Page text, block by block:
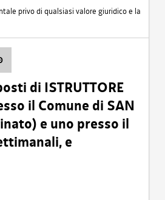
privo di qualsiasi valore giuridico e la
di ISTRUTTORE
il Comune di SAN
e uno presso il
e